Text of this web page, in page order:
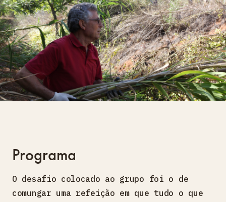
Programa
O desafio colocado ao grupo foi o de
comungar uma refeição em que tudo o que